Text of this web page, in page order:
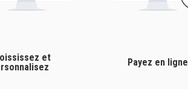
et
Payez en ligne